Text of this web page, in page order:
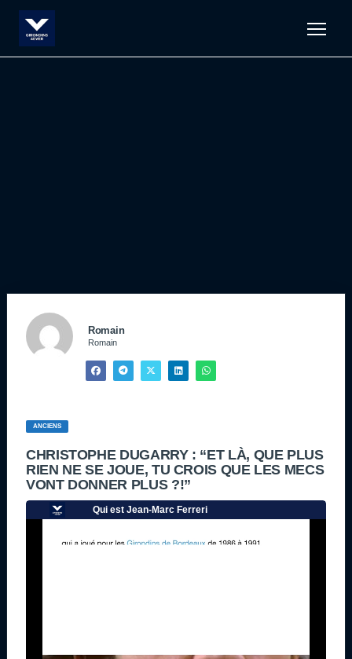
Romain
Romain
ANCIENS
CHRISTOPHE DUGARRY : “ET LÀ, QUE PLUS
RIEN NE SE JOUE, TU CROIS QUE LES MECS
VONT DONNER PLUS ?!”